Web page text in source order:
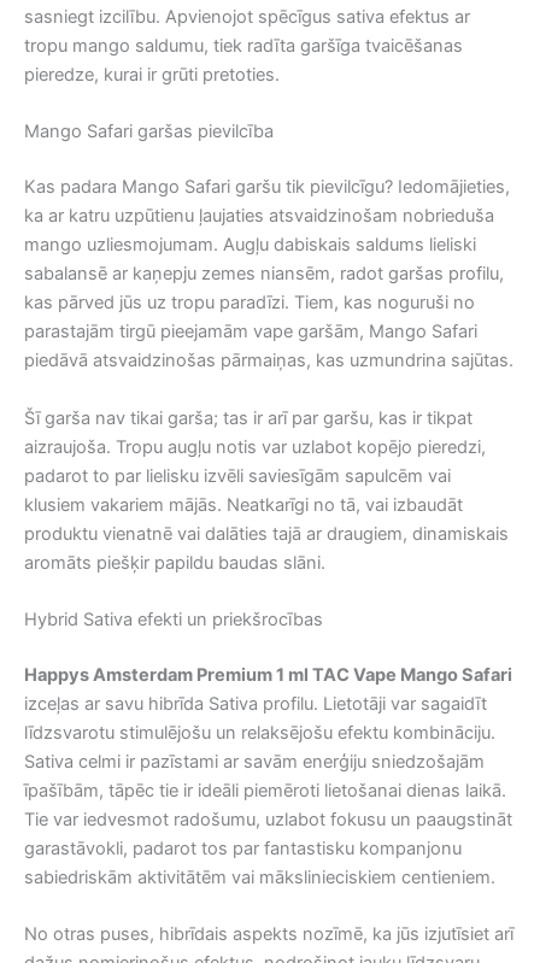
sasniegt izcilību. Apvienojot spēcīgus sativa efektus ar
tropu mango saldumu, tiek radīta garšīga tvaicēšanas
pieredze, kurai ir grūti pretoties.
Mango Safari garšas pievilcība
Kas padara Mango Safari garšu tik pievilcīgu? Iedomājieties,
ka ar katru uzpūtienu ļaujaties atsvaidzinošam nobrieduša
mango uzliesmojumam. Augļu dabiskais saldums lieliski
sabalansē ar kaņepju zemes niansēm, radot garšas profilu,
kas pārved jūs uz tropu paradīzi. Tiem, kas noguruši no
parastajām tirgū pieejamām vape garšām, Mango Safari
piedāvā atsvaidzinošas pārmaiņas, kas uzmundrina sajūtas.
Šī garša nav tikai garša; tas ir arī par garšu, kas ir tikpat
aizraujoša. Tropu augļu notis var uzlabot kopējo pieredzi,
padarot to par lielisku izvēli saviesīgām sapulcēm vai
klusiem vakariem mājās. Neatkarīgi no tā, vai izbaudāt
produktu vienatnē vai dalāties tajā ar draugiem, dinamiskais
aromāts piešķir papildu baudas slāni.
Hybrid Sativa efekti un priekšrocības
Happys Amsterdam Premium 1 ml TAC Vape Mango Safari
izceļas ar savu hibrīda Sativa profilu. Lietotāji var sagaidīt
līdzsvarotu stimulējošu un relaksējošu efektu kombināciju.
Sativa celmi ir pazīstami ar savām enerģiju sniedzošajām
īpašībām, tāpēc tie ir ideāli piemēroti lietošanai dienas laikā.
Tie var iedvesmot radošumu, uzlabot fokusu un paaugstināt
garastāvokli, padarot tos par fantastisku kompanjonu
sabiedriskām aktivitātēm vai mākslinieciskiem centieniem.
No otras puses, hibrīdais aspekts nozīmē, ka jūs izjutīsiet arī